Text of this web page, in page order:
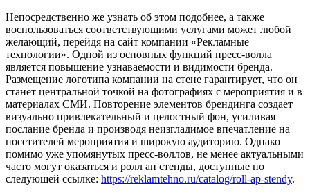
Непосредственно же узнать об этом подобнее, а также
воспользоваться соответствующими услугами может любой
желающий, перейдя на сайт компании «Рекламные
технологии». Одной из основных функций пресс-волла
является повышение узнаваемости и видимости бренда.
Размещение логотипа компании на стене гарантирует, что он
станет центральной точкой на фотографиях с мероприятия и в
материалах СМИ. Повторение элементов брендинга создает
визуально привлекательный и целостный фон, усиливая
послание бренда и производя неизгладимое впечатление на
посетителей мероприятия и широкую аудиторию. Однако
помимо уже упомянутых пресс-воллов, не менее актуальными
часто могут оказаться и ролл ап стенды, доступные по
следующей ссылке: https://reklamtehno.ru/catalog/roll-ap-stendy.